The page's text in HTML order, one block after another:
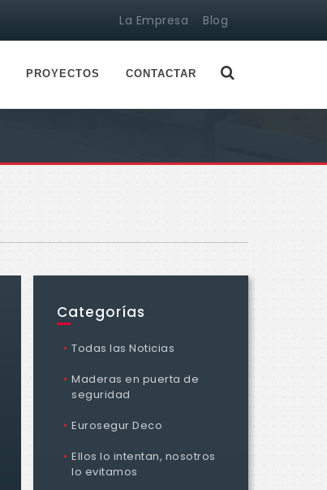
La Empresa Blog
PROYECTOS CONTACTAR
Categorías
Todas las Noticias
Maderas en puerta de
seguridad
Eurosegur Deco
Ellos lo intentan, nosotros
lo evitamos